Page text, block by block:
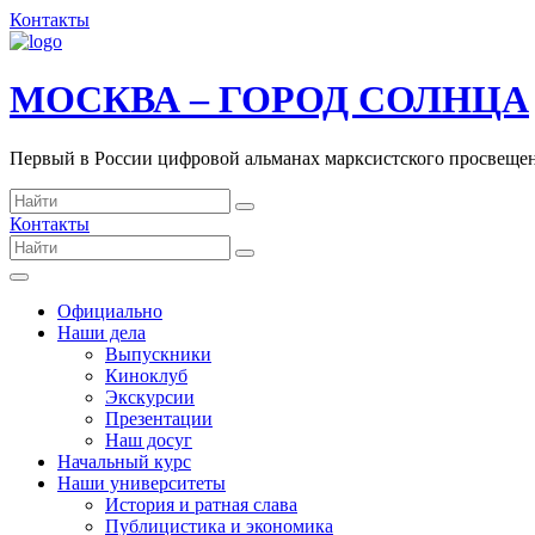
Контакты
МОСКВА – ГОРОД СОЛНЦА
Первый в России цифровой альманах марксистского
Контакты
Официально
Наши дела
Выпускники
Киноклуб
Экскурсии
Презентации
Наш досуг
Начальный курс
Наши университеты
История и ратная слава
Публицистика и экономика